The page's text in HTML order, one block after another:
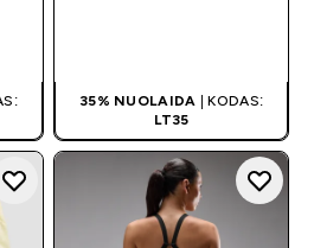
35% NUOLAIDA | KODAS:
LT35